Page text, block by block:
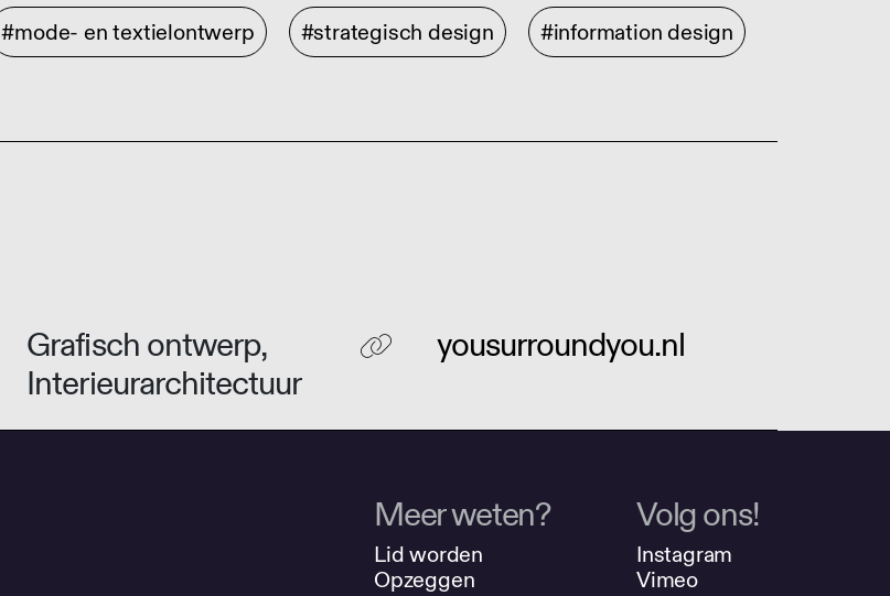
#mode- en textielontwerp #strategisch design #information design
Grafisch ontwerp,
Interieurarchitectuur
yousurroundyou.nl
Meer weten?
Lid worden
Opzeggen
Volg ons!
Instagram
Vimeo